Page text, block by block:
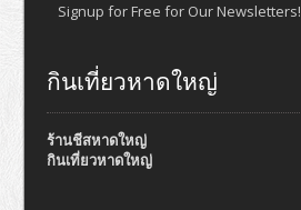
Signup for Free for Our Newsletters!
กินเที่ยวหาดใหญ่
ร้านชีสหาดใหญ่
กินเที่ยวหาดใหญ่